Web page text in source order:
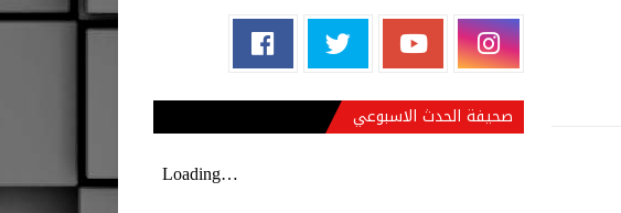
صحيفة الحدث الاسبوعي